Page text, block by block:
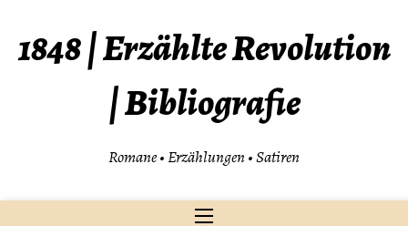
springen
1848 | Erzählte Revolution
| Bibliografie
Romane • Erzählungen • Satiren